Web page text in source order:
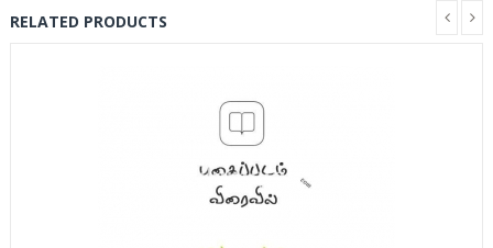
RELATED PRODUCTS